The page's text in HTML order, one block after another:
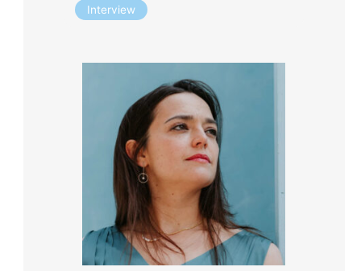
Interview